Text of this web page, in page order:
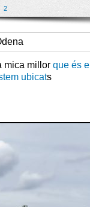
2
mica millor que és
ubicats